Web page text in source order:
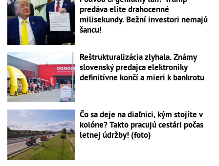
predáva elite drahocenné
milisekundy. Bežní investori nemajú
šancu!
Reštrukturalizácia zlyhala. Známy
slovenský predajca elektroniky
definitívne končí a mieri k bankrotu
Čo sa deje na diaľnici, kým stojíte v
kolóne? Takto pracujú cestári počas
letnej údržby! (foto)